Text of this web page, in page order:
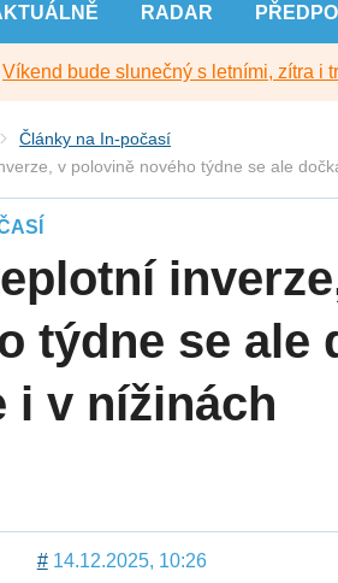
RADAR
Víkend bude slunečný s letními, zítra i
Články na In-počasí
v polovině nového týdne se ale
týdne se ale
i v nížinách
#14.12.2025, 10:26